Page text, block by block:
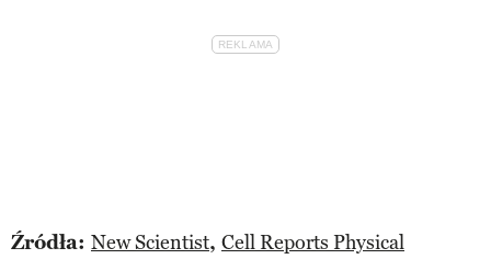
Źródła: New Scientist, Cell Reports Physical